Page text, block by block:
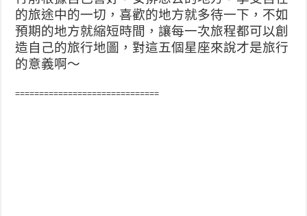
的旅途中的一切，喜歡的地方就多待一下，不如
預期的地方就縮短時間，讓每一次旅程都可以創
造自己的旅行地圖，對這五個星座來說才是旅行
的意義啊～
==============================